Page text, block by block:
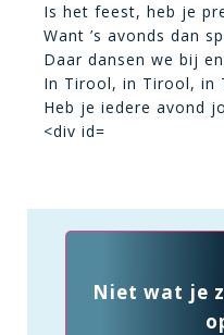
Is het feest, heb je
Want ’s avonds dan
Daar dansen we bij
In Tirool, in Tirool, in
Heb je iedere avond
<div id=
Niet wat je